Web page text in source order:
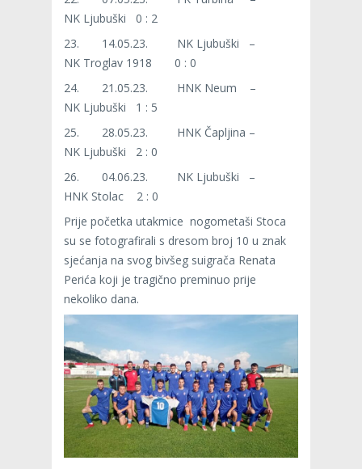
NK Ljubuški 0 : 2
23. 14.05.23. NK Ljubuški –
NK Troglav 1918 0 : 0
24. 21.05.23. HNK Neum –
NK Ljubuški 1 : 5
25. 28.05.23. HNK Čapljina –
NK Ljubuški 2 : 0
26. 04.06.23. NK Ljubuški –
HNK Stolac 2 : 0
Prije početka utakmice nogometaši Stoca
su se fotografirali s dresom broj 10 u znak
sjećanja na svog bivšeg suigrača Renata
Perića koji je tragično preminuo prije
nekoliko dana.